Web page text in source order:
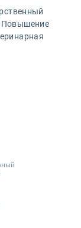
Повышение